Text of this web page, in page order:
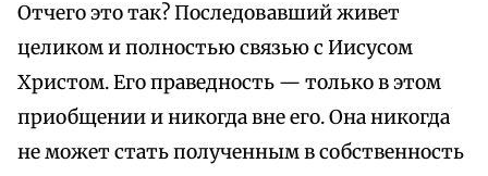
Отчего это так? Последовавший живет
целиком и полностью связью с Иисусом
Христом. Его праведность — только в этом
приобщении и никогда вне его. Она никогда
не может стать полученным в собственность